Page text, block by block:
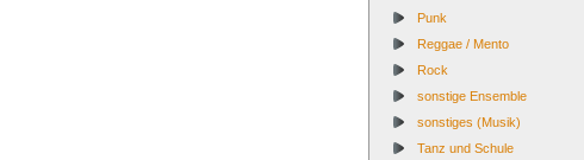
Punk
Reggae / Mento
Rock
sonstige Ensemble
sonstiges (Musik)
Tanz und Schule